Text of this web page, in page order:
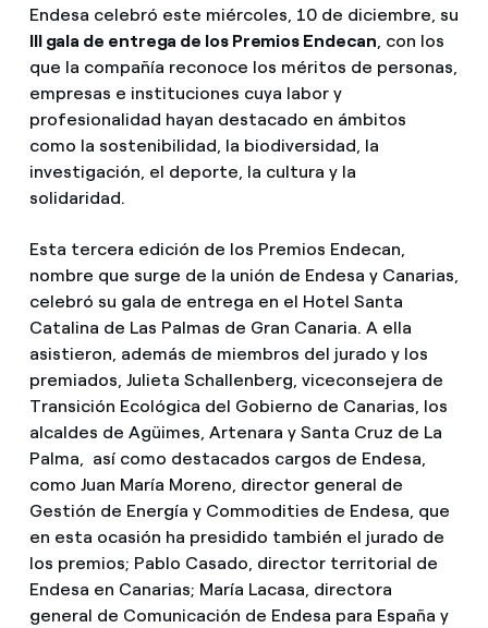
Endesa celebró este miércoles, 10 de diciembre, su
III gala de entrega de los Premios Endecan, con los
que la compañía reconoce los méritos de personas,
empresas e instituciones cuya labor y
profesionalidad hayan destacado en ámbitos
como la sostenibilidad, la biodiversidad, la
investigación, el deporte, la cultura y la
solidaridad.
Esta tercera edición de los Premios Endecan,
nombre que surge de la unión de Endesa y Canarias,
celebró su gala de entrega en el Hotel Santa
Catalina de Las Palmas de Gran Canaria. A ella
asistieron, además de miembros del jurado y los
premiados, Julieta Schallenberg, viceconsejera de
Transición Ecológica del Gobierno de Canarias, los
alcaldes de Agüimes, Artenara y Santa Cruz de La
Palma, así como destacados cargos de Endesa,
como Juan María Moreno, director general de
Gestión de Energía y Commodities de Endesa, que
en esta ocasión ha presidido también el jurado de
los premios; Pablo Casado, director territorial de
Endesa en Canarias; María Lacasa, directora
general de Comunicación de Endesa para España y